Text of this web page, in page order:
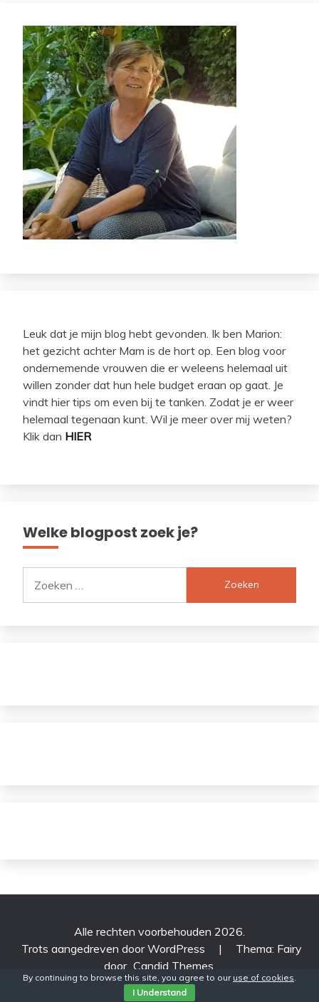
Leuk dat je mijn blog hebt gevonden. Ik ben Marion:
het gezicht achter Mam is de hort op. Een blog voor
ondernemende vrouwen die er weleens helemaal uit
willen zonder dat hun hele budget eraan op gaat. Je
vindt hier tips om even bij te tanken. Zodat je er weer
helemaal tegenaan kunt. Wil je meer over mij weten?
Klik dan HIER
Welke blogpost zoek je?
naar:
Alle rechten voorbehouden 2026.
Trots aangedreven door WordPress
|
Thema: Fairy
door Candid Themes
By continuing to browse this site, you agree to our use of cookies.
I Understand